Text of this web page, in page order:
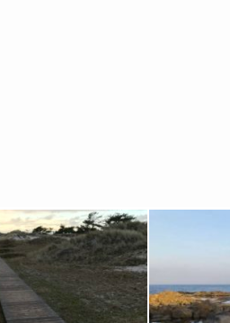
Fischland
12. FEBRUAR 2019